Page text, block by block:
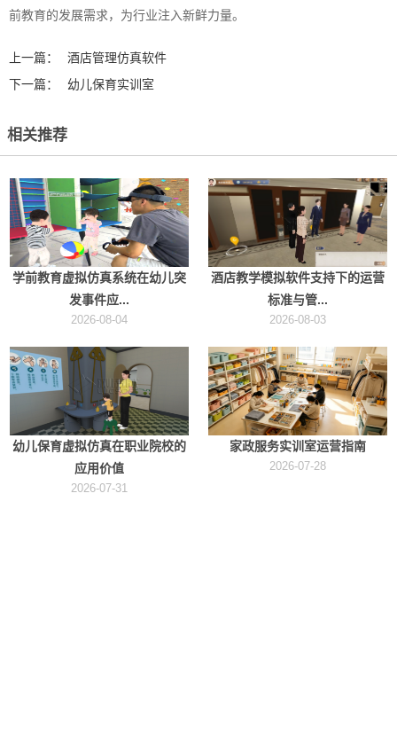
前教育的发展需求，为行业注入新鲜力量。‍
上一篇：
酒店管理仿真软件
下一篇：
幼儿保育实训室
相关推荐
学前教育虚拟仿真系统在幼儿突
发事件应...
2026-08-04
酒店教学模拟软件支持下的运营
标准与管...
2026-08-03
幼儿保育虚拟仿真在职业院校的
应用价值
2026-07-31
家政服务实训室运营指南
2026-07-28